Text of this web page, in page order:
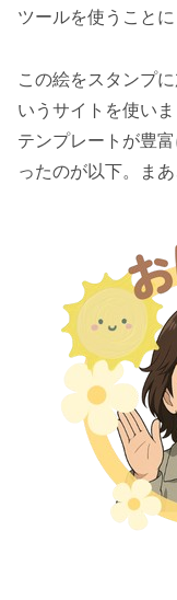
ツールを使うことに
この絵をスタンプに
いうサイトを使い
テンプレートが豊
ったのが以下。ま